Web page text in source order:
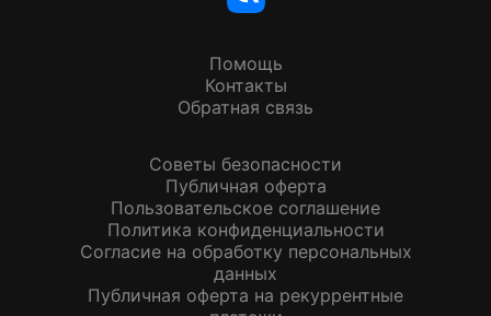
Помощь
Контакты
Обратная связь
Советы безопасности
Публичная оферта
Пользовательское соглашение
Политика конфиденциальности
Согласие на обработку персональных
данных
Публичная оферта на рекуррентные